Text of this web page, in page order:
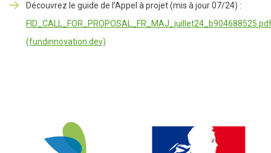
Découvrez le guide de l’Appel à projet (mis à jour 07/24) :
(fundinnovation.dev)